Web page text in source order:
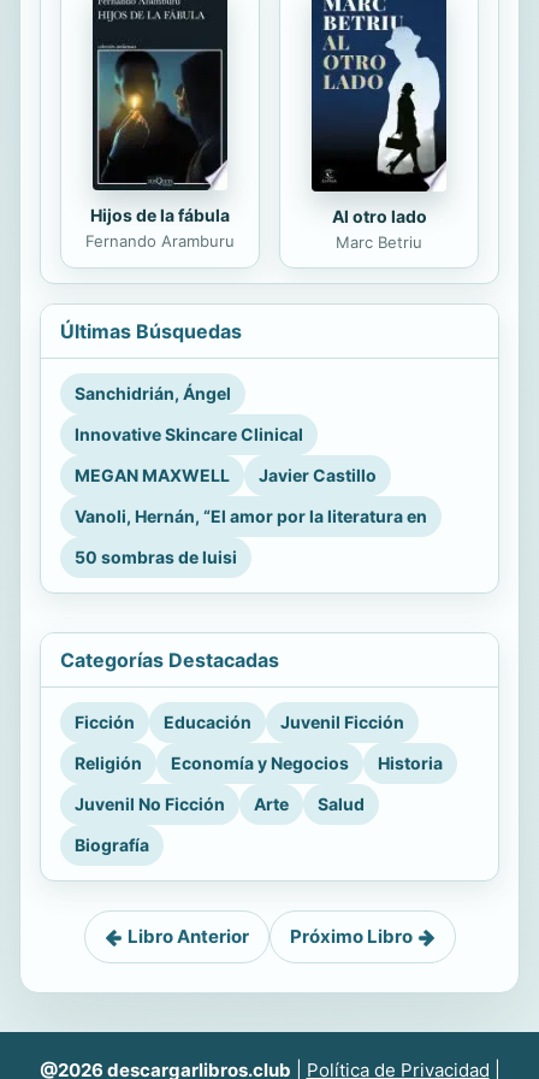
Hijos de la fábula
Fernando Aramburu
Al otro lado
Marc Betriu
Últimas Búsquedas
Sanchidrián, Ángel
Innovative Skincare Clinical
MEGAN MAXWELL
Javier Castillo
Vanoli, Hernán, “El amor por la literatura en
50 sombras de luisi
Categorías Destacadas
Ficción Educación
Juvenil Ficción
Religión
Economía y Negocios
Historia
Juvenil No Ficción
Arte
Salud
Biografía
Libro Anterior Próximo Libro
@2026 descargarlibros.club Política de Privacidad